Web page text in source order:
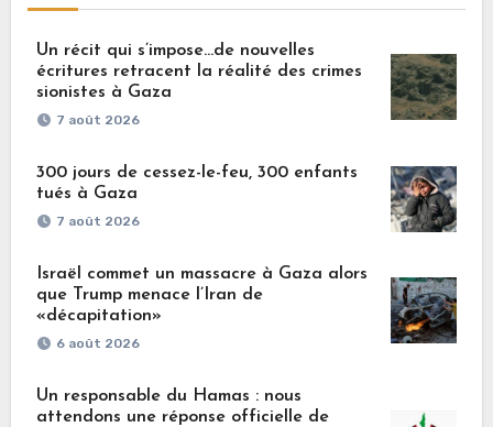
Un récit qui s’impose…de nouvelles
écritures retracent la réalité des crimes
sionistes à Gaza
7 août 2026
300 jours de cessez-le-feu, 300 enfants
tués à Gaza
7 août 2026
Israël commet un massacre à Gaza alors
que Trump menace l’Iran de
«décapitation»
6 août 2026
Un responsable du Hamas : nous
attendons une réponse officielle de